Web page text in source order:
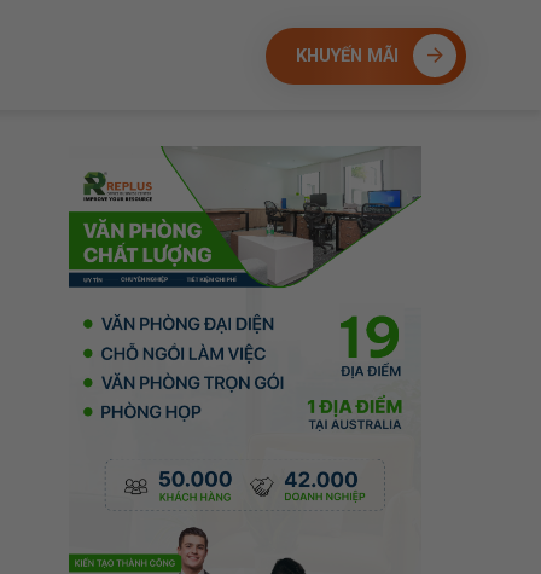
KHUYẾN MÃI